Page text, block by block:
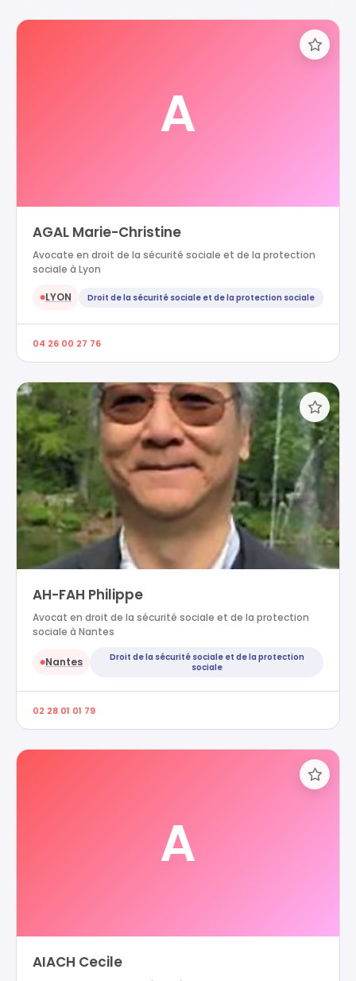
A
AGAL Marie-Christine
Avocate en droit de la sécurité sociale et de la protection
sociale à Lyon
●LYON Droit de la sécurité sociale et de la protection sociale
04 26 00 27 76
AH-FAH Philippe
Avocat en droit de la sécurité sociale et de la protection
sociale à Nantes
●Nantes
Droit de la sécurité sociale et de la protection
sociale
02 28 01 01 79
A
AIACH Cecile